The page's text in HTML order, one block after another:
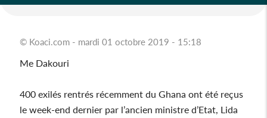
© Koaci.com - mardi 01 octobre 2019 - 15:18
Me Dakouri
400 exilés rentrés récemment du Ghana ont été reçus
le week-end dernier par l’ancien ministre d’Etat, Lida